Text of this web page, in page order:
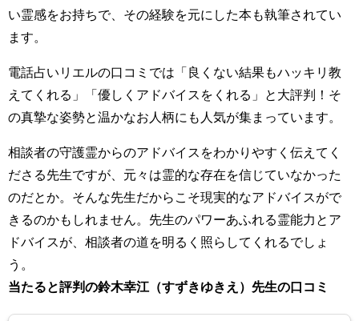
い霊感をお持ちで、その経験を元にした本も執筆されてい
ます。
電話占いリエルの口コミでは「良くない結果もハッキリ教
えてくれる」「優しくアドバイスをくれる」と大評判！そ
の真摯な姿勢と温かなお人柄にも人気が集まっています。
相談者の守護霊からのアドバイスをわかりやすく伝えてく
ださる先生ですが、元々は霊的な存在を信じていなかった
のだとか。そんな先生だからこそ現実的なアドバイスがで
きるのかもしれません。先生のパワーあふれる霊能力とア
ドバイスが、相談者の道を明るく照らしてくれるでしょ
う。
当たると評判の鈴木幸江（すずきゆきえ）先生の口コミ